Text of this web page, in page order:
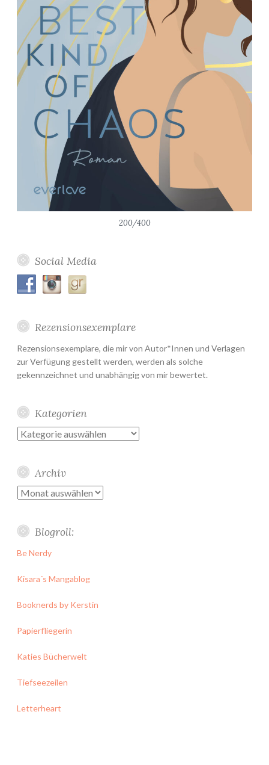
200/400
Social Media
Rezensionsexemplare
Rezensionsexemplare, die mir von Autor*Innen und Verlagen
zur Verfügung gestellt werden, werden als solche
gekennzeichnet und unabhängig von mir bewertet.
Kategorien
Kategorien
Archiv
Archiv
Blogroll:
Be Nerdy
Kisara´s Mangablog
Booknerds by Kerstin
Papierfliegerin
Katies Bücherwelt
Tiefseezeilen
Letterheart